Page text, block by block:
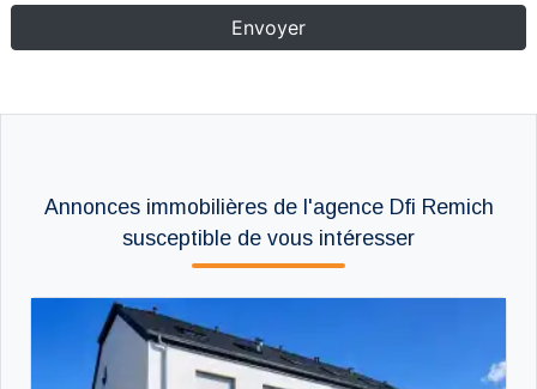
Annonces immobilières de l'agence Dfi Remich
susceptible de vous intéresser